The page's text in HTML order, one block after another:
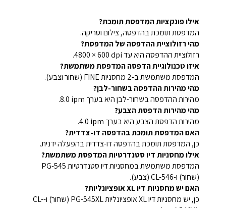
אילו פונקציות המדפסת תומכת?
המדפסת תומכת בהדפסה, צילום וסריקה.
מהי רזולוציית ההדפסה של המדפסת?
רזולוציית ההדפסה היא עד ‎4800 × 600 dpi.
איזו טכנולוגיית הדפסה המדפסת משתמשת?
המדפסת משתמשת ב-2 מחסניות FINE (שחור וצבע).
מהי מהירות ההדפסה בשחור-לבן?
מהירות ההדפסה בשחור-לבן היא בערך ‎8.0 ipm.
מהי מהירות הדפסת הצבע?
מהירות הדפסת הצבע היא בערך ‎4.0 ipm.
האם המדפסת תומכת בהדפסה דו-צדדית?
כן, המדפסת תומכת בהדפסה דו-צדדית בהפעלה ידנית.
אילו מחסניות דיו סטנדרטיות המדפסת משתמשת?
המדפסת משתמשת במחסניות דיו סטנדרטיות PG-545
(שחור) ו-CL-546 (צבע).
האם יש מחסניות דיו XL אופציונליות?
כן, יש מחסניות דיו XL אופציונליות PG-545XL (שחור) ו-CL-